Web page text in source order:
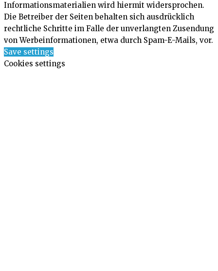
Informationsmaterialien wird hiermit widersprochen.
Die Betreiber der Seiten behalten sich ausdrücklich
rechtliche Schritte im Falle der unverlangten Zusendung
von Werbeinformationen, etwa durch Spam-E-Mails, vor.
Save settings
Cookies settings